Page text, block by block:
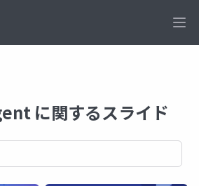
に関するスライド